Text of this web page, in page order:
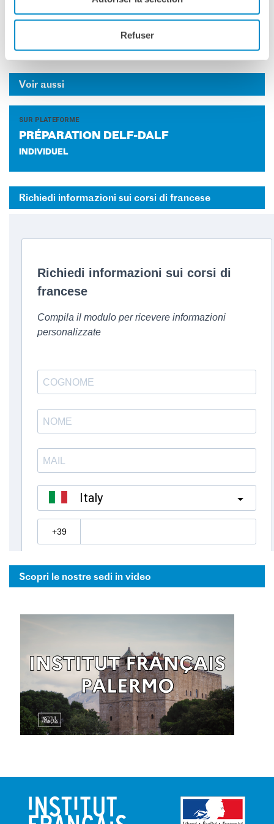
Refuser
Institut français Palermo
corsi-palermo@institutfrancais.it
Voir aussi
SUR PLATEFORME
PRÉ­PA­RA­TION DELF-​DALF
INDIVIDUEL
Richiedi informazioni sui corsi di francese
Scopri le nostre sedi in video